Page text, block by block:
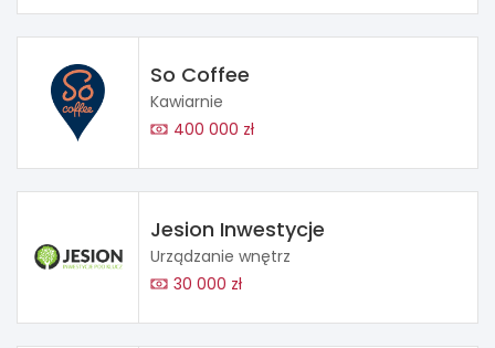
So Coffee
Kawiarnie
400 000 zł
Jesion Inwestycje
Urządzanie wnętrz
30 000 zł